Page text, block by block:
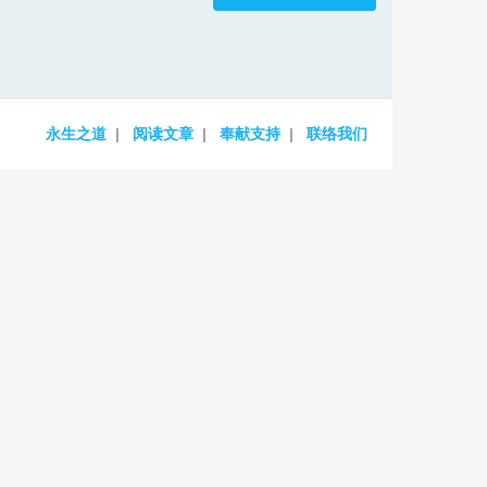
永生之道 阅读文章 奉献支持 联络我们